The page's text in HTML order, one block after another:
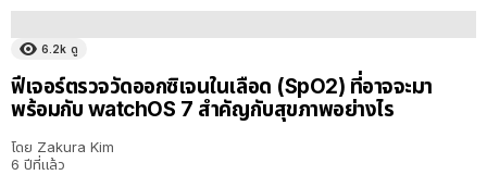
6.2k ดู
ฟีเจอร์ตรวจวัดออกซิเจนในเลือด (SpO2) ที่อาจจะมา
พร้อมกับ watchOS 7 สำคัญกับสุขภาพอย่างไร
โดย Zakura Kim
6 ปีที่แล้ว